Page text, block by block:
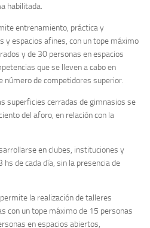
habilitada.
entrenamiento, práctica y
y espacios afines, con un tope máximo
y de 30 personas en espacios
que se lleven a cabo en
número de competidores superior.
superficies cerradas de gimnasios se
del aforo, en relación con la
en clubes, instituciones y
de cada día, sin la presencia de
la realización de talleres
con un tope máximo de 15 personas
en espacios abiertos,